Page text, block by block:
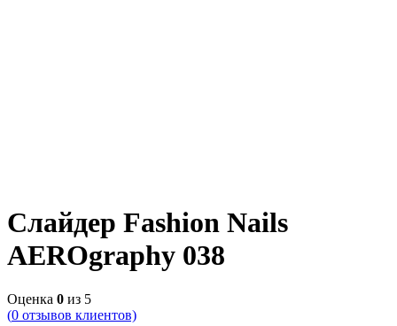
Слайдер Fashion Nails
AEROgraphy 038
Оценка 0 из 5
(0 отзывов клиентов)